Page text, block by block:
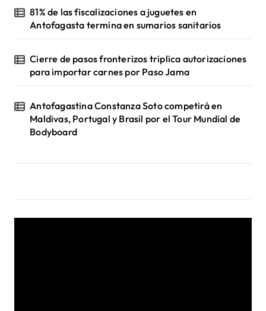
81% de las fiscalizaciones a juguetes en
Antofagasta termina en sumarios sanitarios
Cierre de pasos fronterizos triplica autorizaciones
para importar carnes por Paso Jama
Antofagastina Constanza Soto competirá en
Maldivas, Portugal y Brasil por el Tour Mundial de
Bodyboard